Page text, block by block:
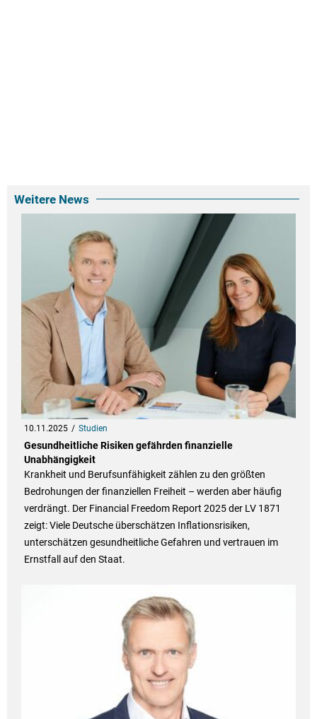
Weitere News
10.11.2025 Studien
Gesundheitliche Risiken gefährden finanzielle
Unabhängigkeit
Krankheit und Berufsunfähigkeit zählen zu den größten
Bedrohungen der finanziellen Freiheit – werden aber häufig
verdrängt. Der Financial Freedom Report 2025 der LV 1871
zeigt: Viele Deutsche überschätzen Inflationsrisiken,
unterschätzen gesundheitliche Gefahren und vertrauen im
Ernstfall auf den Staat.